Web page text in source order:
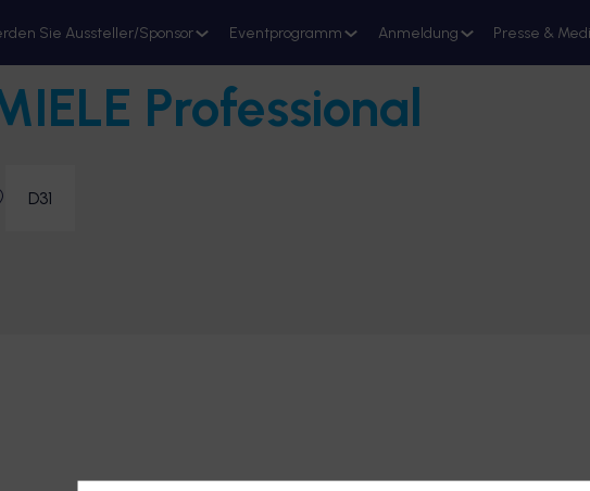
Sie Aussteller/Sponsor Eventprogramm Anmeldung Presse &
2026 Stand reservieren
Professional
D31